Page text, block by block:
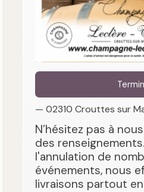
— 02310 Crouttes sur
N’hésitez pas à
des
l'annulation de
événements, nous
livraisons partout